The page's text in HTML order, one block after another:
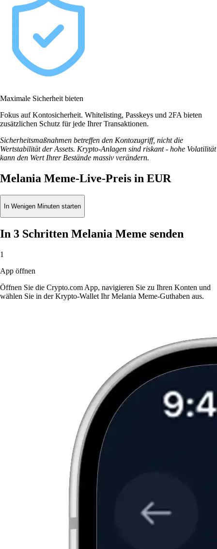
Maximale Sicherheit bieten
Fokus auf Kontosicherheit. Whitelisting, Passkeys und 2FA bieten
zusätzlichen Schutz für jede Ihrer Transaktionen.
Sicherheitsmaßnahmen betreffen den Kontozugriff, nicht die
Wertstabilität der Assets. Krypto-Anlagen sind riskant - hohe Volatilität
kann den Wert Ihrer Bestände massiv verändern.
Melania Meme-Live-Preis in EUR
In Wenigen Minuten starten
In 3 Schritten Melania Meme senden
1
App öffnen
Öffnen Sie die Crypto.com App, navigieren Sie zu Ihren Konten und
wählen Sie in der Krypto-Wallet Ihr Melania Meme-Guthaben aus.